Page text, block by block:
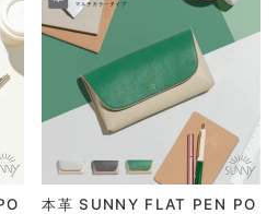
本革 SUNNY FLAT PEN PO